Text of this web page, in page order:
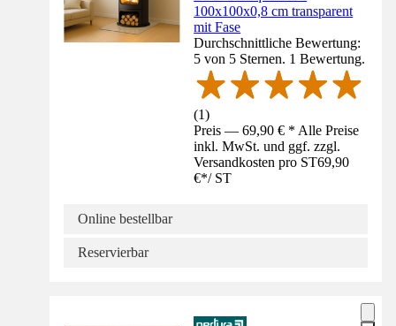
100x100x0,8 cm transparent
mit Fase
Durchschnittliche Bewertung:
5 von 5 Sternen. 1 Bewertung.
(1)
Preis — 69,90 € * Alle Preise
inkl. MwSt. und ggf. zzgl.
Versandkosten pro ST69,90
€*/ ST
Online bestellbar
Reservierbar